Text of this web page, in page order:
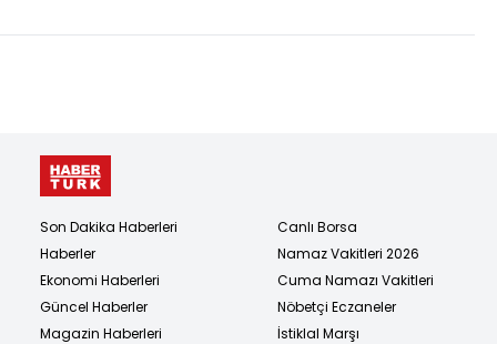
Son Dakika Haberleri
Haberler
Ekonomi Haberleri
Güncel Haberler
Magazin Haberleri
Canlı Borsa
Namaz Vakitleri 2026
Cuma Namazı Vakitleri
Nöbetçi Eczaneler
İstiklal Marşı